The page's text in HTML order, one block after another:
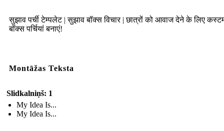
सुझाव पर्ची टेम्पलेट | सुझाव बॉक्स विचार | छात्रों को आवाज देने के लिए
बॉक्स पर्चियां बनाएं!
Montāžas Teksta
Slidkalniņš: 1
My Idea Is...
My Idea Is...